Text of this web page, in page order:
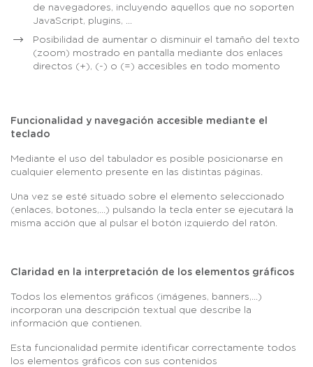
de navegadores, incluyendo aquellos que no soporten
JavaScript, plugins, ...
Posibilidad de aumentar o disminuir el tamaño del texto
(zoom) mostrado en pantalla mediante dos enlaces
directos (+), (-) o (=) accesibles en todo momento
Funcionalidad y navegación accesible mediante el
teclado
Mediante el uso del tabulador es posible posicionarse en
cualquier elemento presente en las distintas páginas.
Una vez se esté situado sobre el elemento seleccionado
(enlaces, botones,...) pulsando la tecla enter se ejecutará la
misma acción que al pulsar el botón izquierdo del ratón.
Claridad en la interpretación de los elementos gráficos
Todos los elementos gráficos (imágenes, banners,...)
incorporan una descripción textual que describe la
información que contienen.
Esta funcionalidad permite identificar correctamente todos
los elementos gráficos con sus contenidos